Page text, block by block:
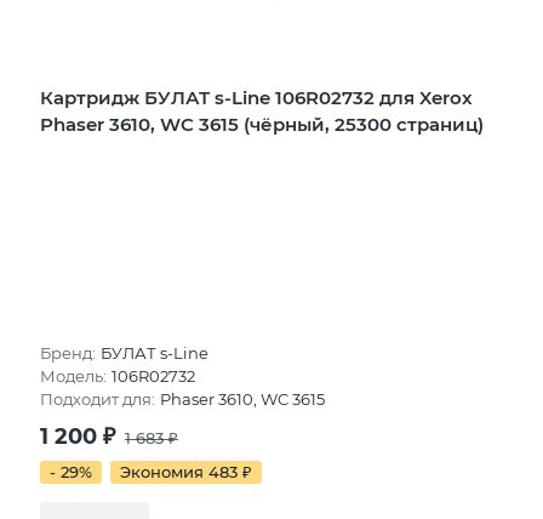
Картридж БУЛАТ s-Line 106R02732 для Xerox
Phaser 3610, WC 3615 (чёрный, 25300 страниц)
Бренд: БУЛАТ s-Line
Модель: 106R02732
Подходит для: Phaser 3610, WC 3615
1 200 ₽ 1 683₽
- 29%
Экономия 483 ₽